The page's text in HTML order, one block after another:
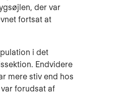
der var
fortsat at
i det
Endvidere
mere stiv end hos
forudsat af